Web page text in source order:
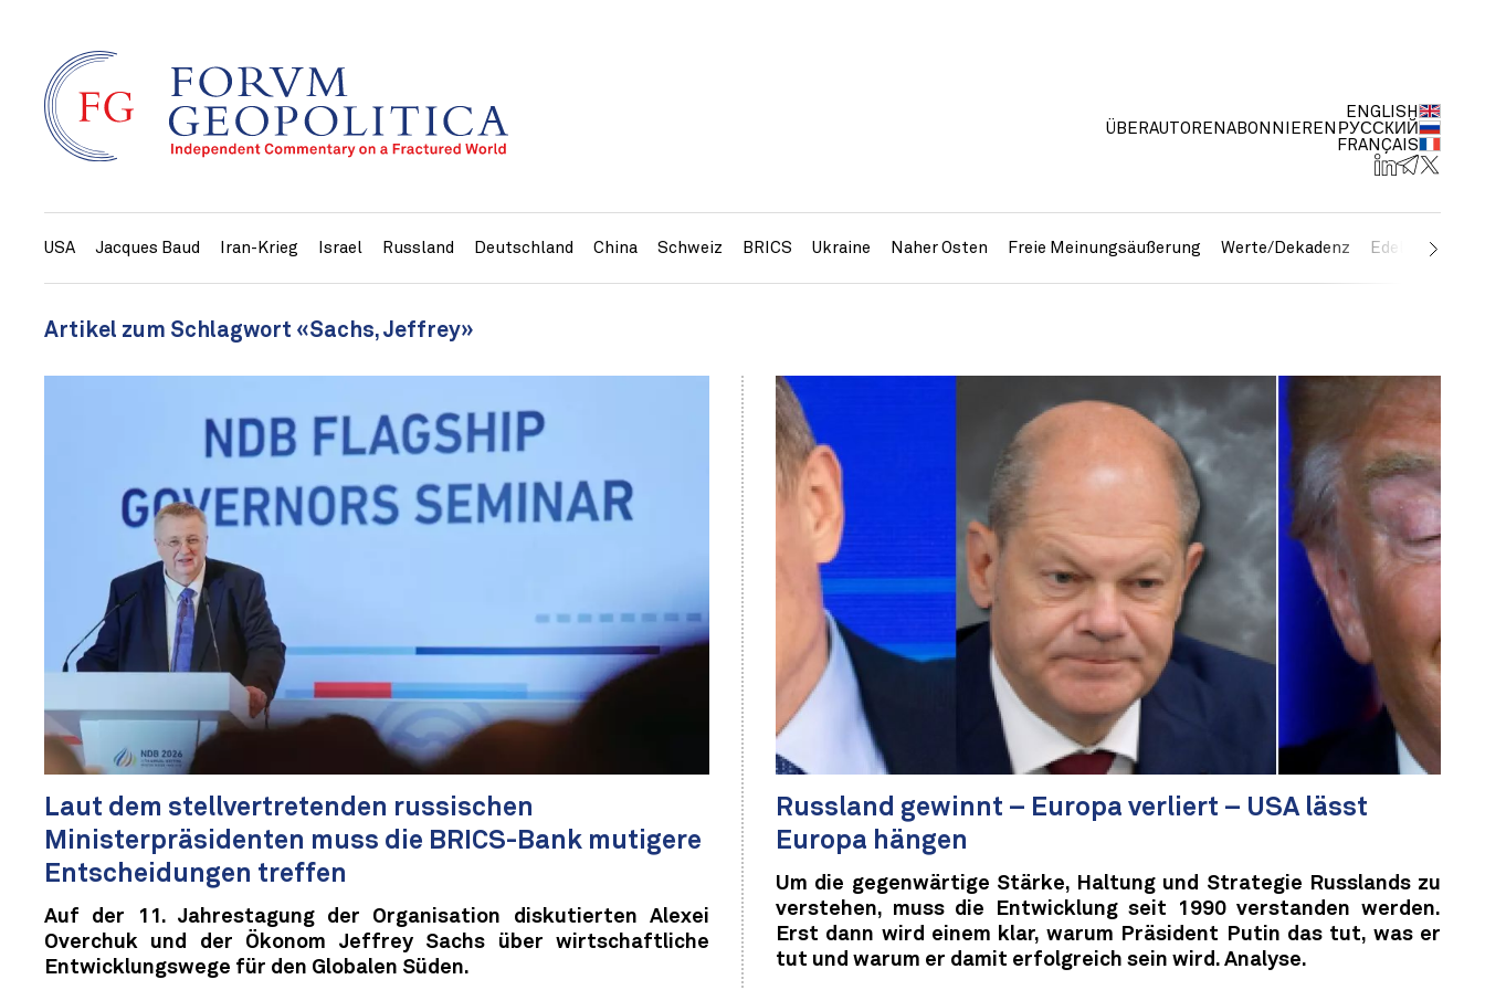
ÜBERAUTOREN ABONNIEREN
ENGLISH
РУССКИЙ
FRANÇAIS
USA Jacques Baud Iran-Krieg Israel Russland Deutschland China Schweiz BRICS Ukraine Naher Osten Freie Meinungsäußerung Werte/Dekadenz Edelmetalle
Artikel zum Schlagwort «Sachs, Jeffrey»
Laut dem stellvertretenden russischen
Ministerpräsidenten muss die BRICS-Bank mutigere
Entscheidungen treffen
Auf der 11. Jahrestagung der Organisation diskutierten Alexei
Overchuk und der Ökonom Jeffrey Sachs über wirtschaftliche
Entwicklungswege für den Globalen Süden.
Russland gewinnt – Europa verliert – USA lässt
Europa hängen
Um die gegenwärtige Stärke, Haltung und Strategie Russlands zu
verstehen, muss die Entwicklung seit 1990 verstanden werden.
Erst dann wird einem klar, warum Präsident Putin das tut, was er
tut und warum er damit erfolgreich sein wird. Analyse.